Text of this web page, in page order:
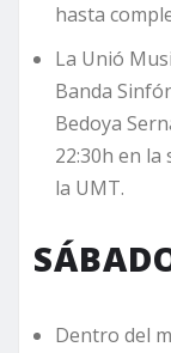
hasta
La Unió
Banda
Bedoya
22:30h en la
la UMT.
Dentro del